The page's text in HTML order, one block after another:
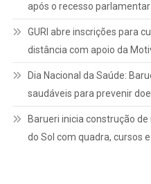
após o recesso parlamentar
GURI abre inscrições para
distância com apoio da
Dia Nacional da Saúde:
saudáveis para prevenir
Barueri inicia construção
do Sol com quadra, cursos